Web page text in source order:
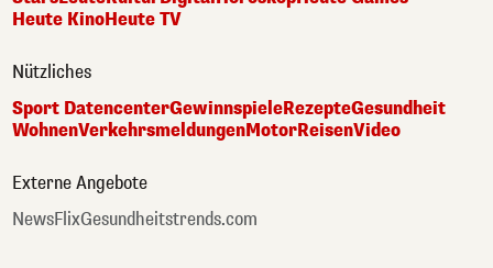
Heute KinoHeute TV
Nützliches
Sport DatencenterGewinnspieleRezepteGesundheit
WohnenVerkehrsmeldungenMotorReisenVideo
Externe Angebote
NewsFlixGesundheitstrends.com